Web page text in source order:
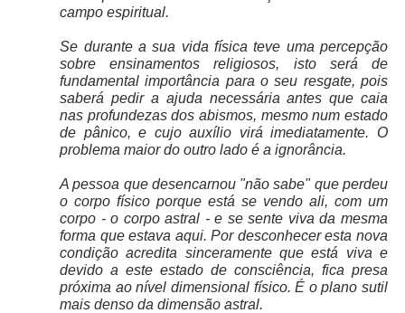
campo espiritual.
Se durante a sua vida física teve uma percepção
sobre ensinamentos religiosos, isto será de
fundamental importância para o seu resgate, pois
saberá pedir a ajuda necessária antes que caia
nas profundezas dos abismos, mesmo num estado
de pânico, e cujo auxílio virá imediatamente. O
problema maior do outro lado é a ignorância.
A pessoa que desencarnou "não sabe" que perdeu
o corpo físico porque está se vendo ali, com um
corpo - o corpo astral - e se sente viva da mesma
forma que estava aqui. Por desconhecer esta nova
condição acredita sinceramente que está viva e
devido a este estado de consciência, fica presa
próxima ao nível dimensional físico. É o plano sutil
mais denso da dimensão astral.